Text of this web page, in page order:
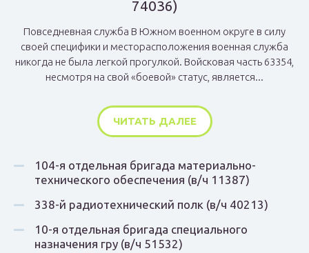
74036)
Повседневная служба В Южном военном округе в силу
своей специфики и месторасположения военная служба
никогда не была легкой прогулкой. Войсковая часть 63354,
несмотря на свой «боевой» статус, является...
ЧИТАТЬ ДАЛЕЕ
104-я отдельная бригада материально-
технического обеспечения (в/ч 11387)
338-й радиотехнический полк (в/ч 40213)
10-я отдельная бригада специального
назначения гру (в/ч 51532)